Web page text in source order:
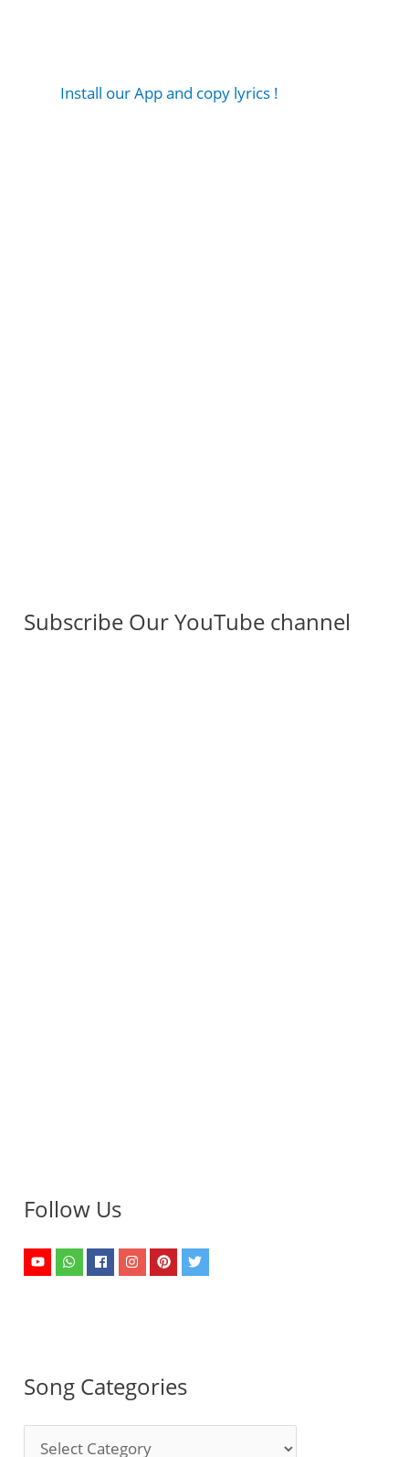
Install our App and copy lyrics !
Subscribe Our YouTube channel
Follow Us
Song Categories